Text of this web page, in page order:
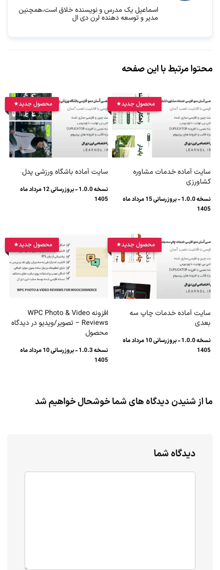
اسماعیل یک مدرس و نویسنده خلاق است،همچنین
مدیر و توسعه دهنده لرن دی ال
محتوا مرتبط با این صفحه
محصول جدید
سایت آماده خدمات مشاوره
کشاورزی
نسخه 1.0.0 - بروزرسانی 15 مرداد ماه
1405
محصول جدید
سایت آماده باشگاه ورزشی پدل
نسخه 1.0.0 - بروزرسانی 12 مرداد ماه
1405
محصول جدید
سایت آماده خدمات چاپ سه
بعدی
نسخه 1.0.0 - بروزرسانی 10 مرداد ماه
1405
محصول جدید
افزونه WPC Photo & Video
Reviews – تصویر/ویدیو در دیدگاه
محصول
نسخه 1.0.3 - بروزرسانی 10 مرداد ماه
1405
ما از شنیدن دیدگاه های شما خوشحال خواهیم شد
دیدگاه شما